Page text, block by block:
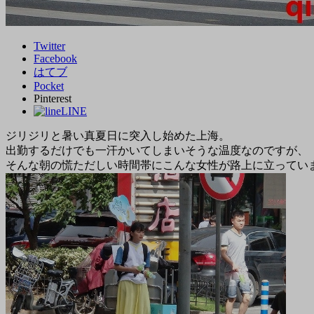
Twitter
Facebook
はてブ
Pocket
Pinterest
LINE
ジリジリと暑い真夏日に突入し始めた上海。
出勤するだけでも一汗かいてしまいそうな温度なのですが、
そんな朝の慌ただしい時間帯にこんな女性が路上に立ってい